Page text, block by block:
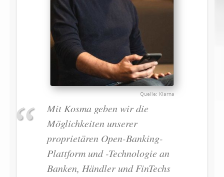
Klarna
Mit Kosma geben wir die
Möglichkeiten unserer
proprietären Open-Banking-
Plattform und -Technologie an
Banken, Händler und FinTechs